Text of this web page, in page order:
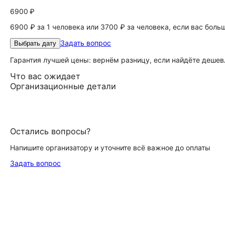
6900 ₽
6900 ₽ за 1 человека или 3700 ₽ за человека, если вас
Выбрать дату Задать вопрос
Гарантия лучшей цены: вернём разницу, если найдёте
Что вас ожидает
Организационные детали
Остались вопросы?
Напишите организатору и уточните всё важное до оплаты
Задать вопрос